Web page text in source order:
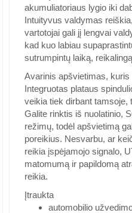
akumuliatoriaus lygio iki
Intuityvus valdymas
vartotojai gali jį lengvai
kad kuo labiau
sutrumpintų laiką,
Avarinis apšvietimas, kuris
Integruotas plataus
veikia tiek dirbant tamsoje,
Galite rinktis iš nuolatinio,
režimų, todėl apšvietimą
poreikius. Nesvarbu, ar
reikia įspėjamojo signalo,
matomumą ir papildomą
reikia.
Įtraukta
automobilio